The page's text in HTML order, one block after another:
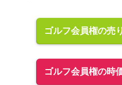
ゴルフ会員権の売
ゴルフ会員権の時